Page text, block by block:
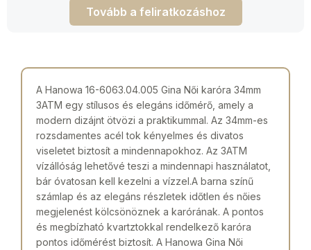
Tovább a feliratkozáshoz
A Hanowa 16-6063.04.005 Gina Női karóra 34mm
3ATM egy stílusos és elegáns időmérő, amely a
modern dizájnt ötvözi a praktikummal. Az 34mm-es
rozsdamentes acél tok kényelmes és divatos
viseletet biztosít a mindennapokhoz. Az 3ATM
vízállóság lehetővé teszi a mindennapi használatot,
bár óvatosan kell kezelni a vízzel.A barna színű
számlap és az elegáns részletek időtlen és nőies
megjelenést kölcsönöznek a karórának. A pontos
és megbízható kvartztokkal rendelkező karóra
pontos időmérést biztosít. A Hanowa Gina Női